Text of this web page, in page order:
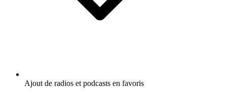
Ajout de radios et podcasts en favoris